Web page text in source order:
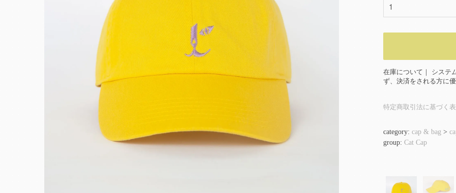
在庫について｜ システ
ず、決済をされる方に
特定商取引法に基づく
category: cap & bag >
group: Cat Cap